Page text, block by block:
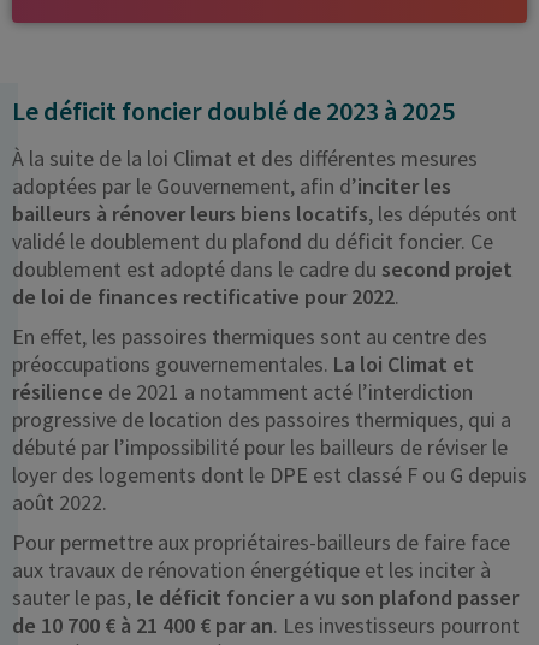
Le déficit foncier doublé de 2023 à 2025
À la suite de la loi Climat et des différentes mesures
adoptées par le Gouvernement, afin d’inciter les
bailleurs à rénover leurs biens locatifs, les députés ont
validé le doublement du plafond du déficit foncier. Ce
doublement est adopté dans le cadre du second projet
de loi de finances rectificative pour 2022.
En effet, les passoires thermiques sont au centre des
préoccupations gouvernementales. La loi Climat et
résilience de 2021 a notamment acté l’interdiction
progressive de location des passoires thermiques, qui a
débuté par l’impossibilité pour les bailleurs de réviser le
loyer des logements dont le DPE est classé F ou G depuis
août 2022.
Pour permettre aux propriétaires-bailleurs de faire face
aux travaux de rénovation énergétique et les inciter à
sauter le pas, le déficit foncier a vu son plafond passer
de 10 700 € à 21 400 € par an. Les investisseurs pourront